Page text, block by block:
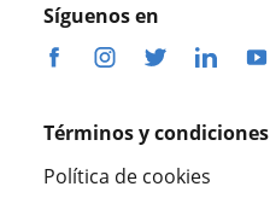
Síguenos en
Términos y condiciones
Política de cookies